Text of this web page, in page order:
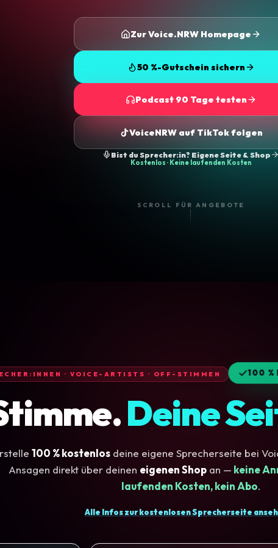
Zur Voice.NRW Homepage
50 %-Gutschein sichern
Podcast 90 Tage testen
VoiceNRW auf TikTok folgen
Bist du Sprecher:in? Eigene Seite & Shop
Kostenlos · Keine laufenden Kosten
SCROLL FÜR ANGEBOTE
· VOICE-ARTISTS · OFF-STIMMEN 100 %
Deine
100 % kostenlosdeine eigene Sprecherseite bei
Ansagen direkt über deinen eigenen Shop an — keine
laufenden Kosten, kein Abo.
Alle Infos zur kostenlosen Sprecherseite